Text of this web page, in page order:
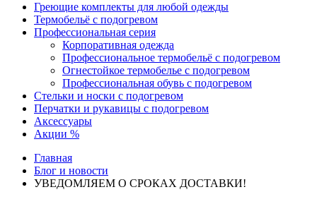
Греющие комплекты для любой одежды
Термобельё с подогревом
Профессиональная серия
Корпоративная одежда
Профессиональное термобельё с подогревом
Огнестойкое термобелье с подогревом
Профессиональная обувь с подогревом
Стельки и носки с подогревом
Перчатки и рукавицы с подогревом
Аксессуары
Акции %
Главная
Блог и новости
УВЕДОМЛЯЕМ О СРОКАХ ДОСТАВКИ!